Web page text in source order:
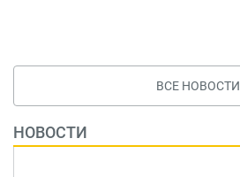
ВСЕ НОВОСТИ
НОВОСТИ